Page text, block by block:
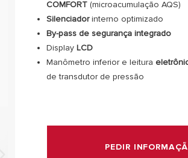
VER MAIS
COMFORT(microacumulação AQS)
Silenciadorinterno optimizado
By-pass de segurança integrado
Display LCD
Manômetro inferior e leitura
de transdutor de pressão
PEDIR